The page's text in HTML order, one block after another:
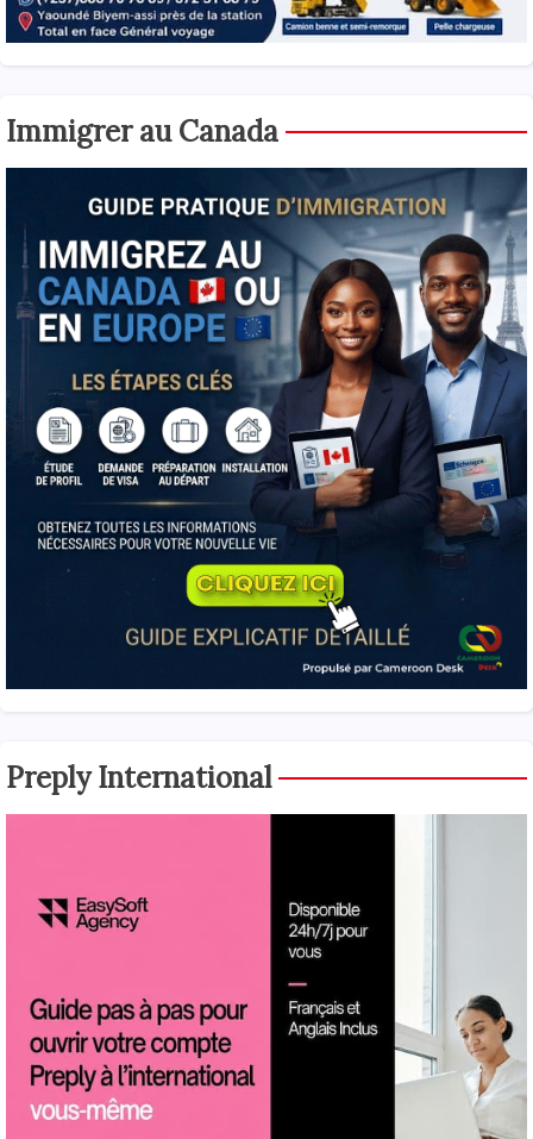
Immigrer au Canada
Preply International